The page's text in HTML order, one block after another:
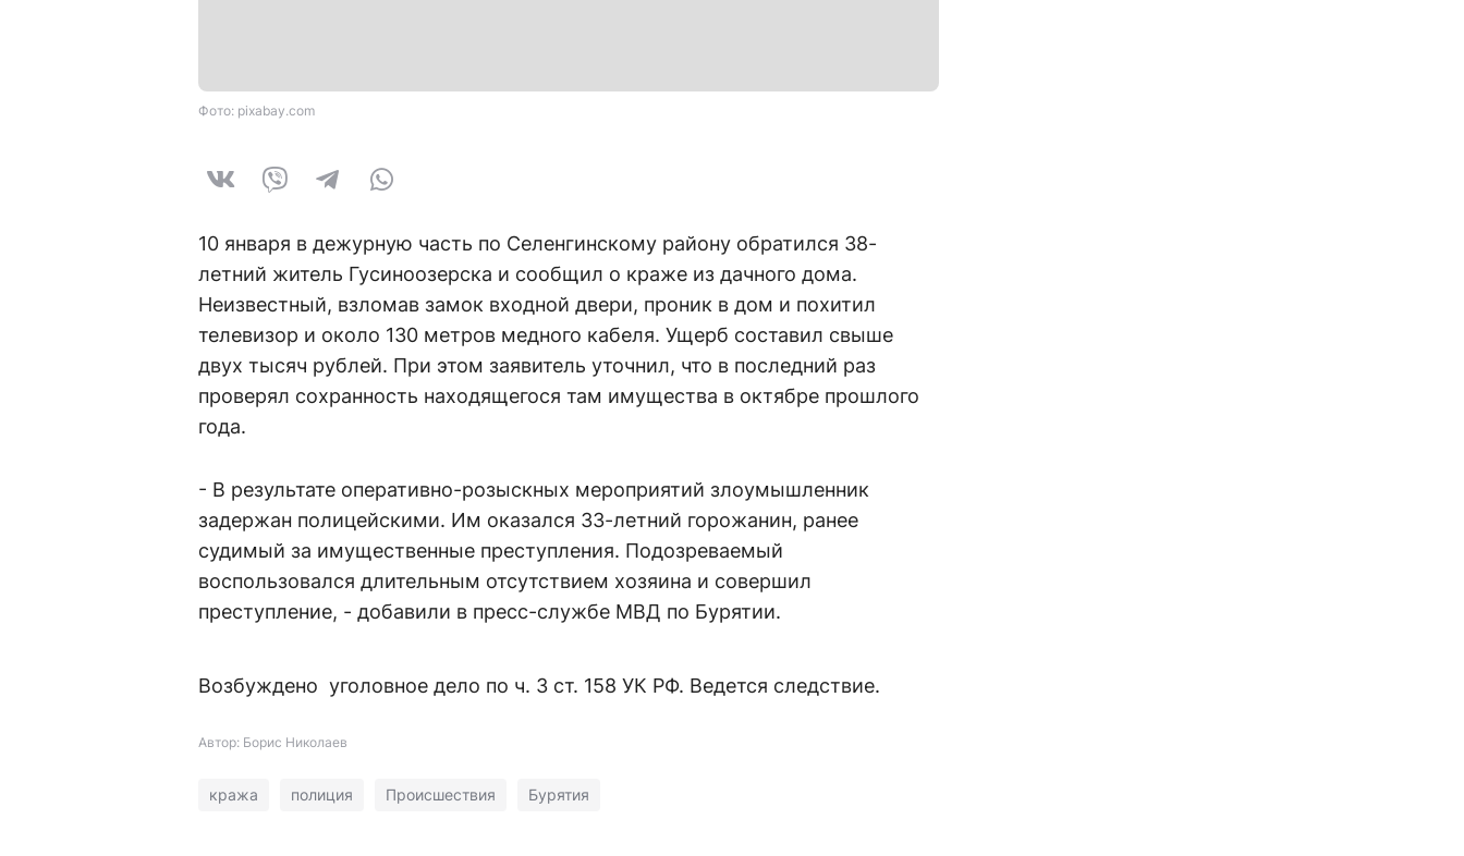
Фото: pixabay.com
10 января в дежурную часть по Селенгинскому району обратился 38-
летний житель Гусиноозерска и сообщил о краже из дачного дома.
Неизвестный, взломав замок входной двери, проник в дом и похитил
телевизор и около 130 метров медного кабеля. Ущерб составил свыше
двух тысяч рублей. При этом заявитель уточнил, что в последний раз
проверял сохранность находящегося там имущества в октябре прошлого
года.
- В результате оперативно-розыскных мероприятий злоумышленник
задержан полицейскими. Им оказался 33-летний горожанин, ранее
судимый за имущественные преступления. Подозреваемый
воспользовался длительным отсутствием хозяина и совершил
преступление, - добавили в пресс-службе МВД по Бурятии.
Возбуждено уголовное дело по ч. 3 ст. 158 УК РФ. Ведется следствие.
Автор: Борис Николаев
кража полиция Происшествия Бурятия